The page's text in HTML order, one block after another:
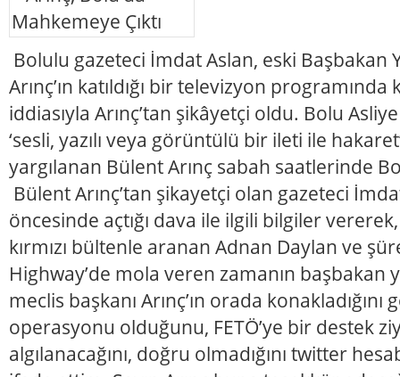
Bolulu gazeteci İmdat Aslan, eski Başbakan
Arınç’ın katıldığı bir televizyon
iddiasıyla Arınç’tan şikâyetçi oldu. Bolu
‘sesli, yazılı veya görüntülü bir ileti ile
yargılanan Bülent Arınç sabah saatlerinde
Bülent Arınç’tan şikayetçi olan gazeteci
öncesinde açtığı dava ile ilgili bilgiler vererek,
kırmızı bültenle aranan Adnan Daylan ve
Highway’de mola veren zamanın başbakan
meclis başkanı Arınç’ın orada
operasyonu olduğunu, FETÖ’ye bir destek
algılanacağını, doğru olmadığını twitter